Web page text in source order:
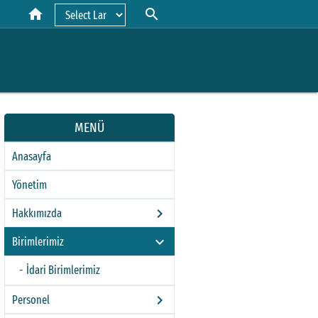
home search
MENÜ
Anasayfa
Yönetim
Hakkımızda keyboard_arrow_right
Birimlerimiz keyboard_arrow_right
İdari Birimlerimiz
Personel keyboard_arrow_right